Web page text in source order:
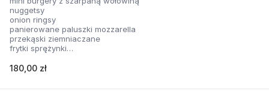
nuggetsy
onion ringsy
panierowane paluszki mozzarella
przekąski ziemniaczane
frytki sprężynki
skrzydełka panierowane
180,00 zł